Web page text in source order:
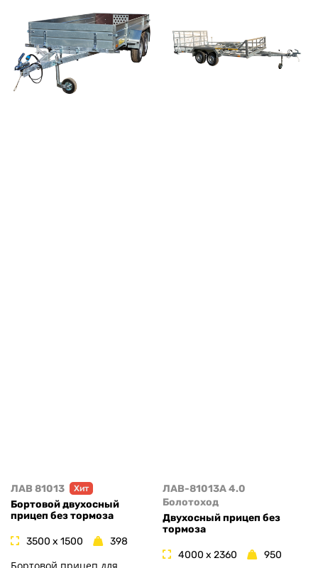
ЛАВ 81013 Хит
Бортовой двухосный
прицеп без тормоза
3500 x 1500 398
ЛАВ-81013А 4.0
Болотоход
Двухосный прицеп без
тормоза
4000 x 2360 950